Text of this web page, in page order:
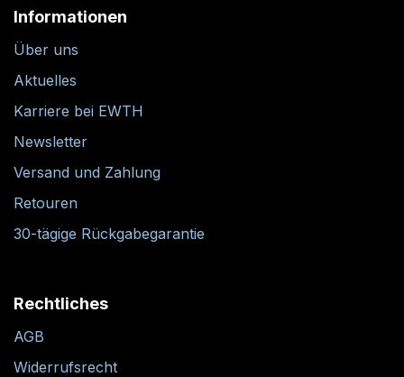
Informationen
Über uns
Aktuelles
Karriere bei EWTH
Newsletter
Versand und Zahlung
Retouren
30-tägige Rückgabegarantie
Rechtliches
AGB
Widerrufsrecht